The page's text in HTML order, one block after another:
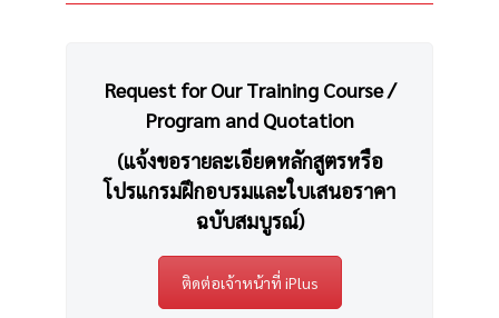
Request for Our Training Course /
Program and Quotation
(แจ้งขอรายละเอียดหลักสูตรหรือ
โปรแกรมฝึกอบรมและใบเสนอราคา
ฉบับสมบูรณ์)
ติดต่อเจ้าหน้าที่ iPlus